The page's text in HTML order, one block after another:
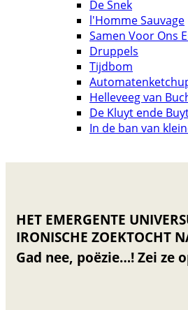
De Snek
l'Homme Sauvage
Samen Voor Ons
Druppels
Tijdbom
Helleveeg van
De Kluyt ende
In de ban van
HET EMERGENTE
IRONISCHE ZOEKTOCHT
Gad nee, poëzie…! Zei ze